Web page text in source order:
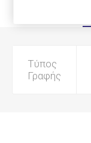
Τύπος
Γραφής